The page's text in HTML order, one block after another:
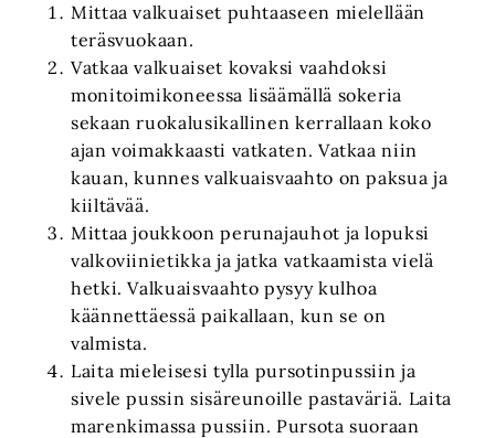
Mittaa valkuaiset puhtaaseen mielellään
teräsvuokaan.
Vatkaa valkuaiset kovaksi vaahdoksi
monitoimikoneessa lisäämällä sokeria
sekaan ruokalusikallinen kerrallaan koko
ajan voimakkaasti vatkaten. Vatkaa niin
kauan, kunnes valkuaisvaahto on paksua ja
kiiltävää.
Mittaa joukkoon perunajauhot ja lopuksi
valkoviinietikka ja jatka vatkaamista vielä
hetki. Valkuaisvaahto pysyy kulhoa
käännettäessä paikallaan, kun se on
valmista.
Laita mieleisesi tylla pursotinpussiin ja
sivele pussin sisäreunoille pastaväriä. Laita
marenkimassa pussiin. Pursota suoraan